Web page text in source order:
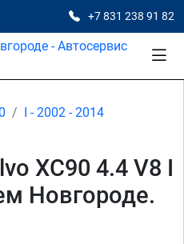
+7 831 238 91 82
I - 2002 - 2014
XC90 4.4 V8 I
Новгороде.